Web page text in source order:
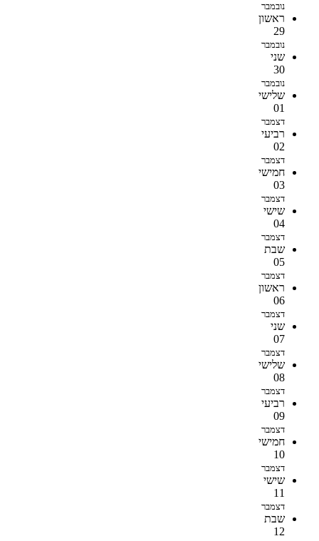
נובמבר
ראשון
29
נובמבר
שני
30
נובמבר
שלישי
01
דצמבר
רביעי
02
דצמבר
חמישי
03
דצמבר
שישי
04
דצמבר
שבת
05
דצמבר
ראשון
06
דצמבר
שני
07
דצמבר
שלישי
08
דצמבר
רביעי
09
דצמבר
חמישי
10
דצמבר
שישי
11
דצמבר
שבת
12